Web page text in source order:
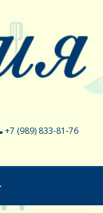
+7 (989) 833-81-76